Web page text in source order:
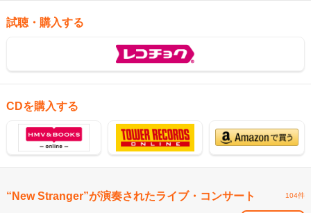
試聴・購入する
CDを購入する
“New Stranger”が演奏されたライブ・コンサート 104件